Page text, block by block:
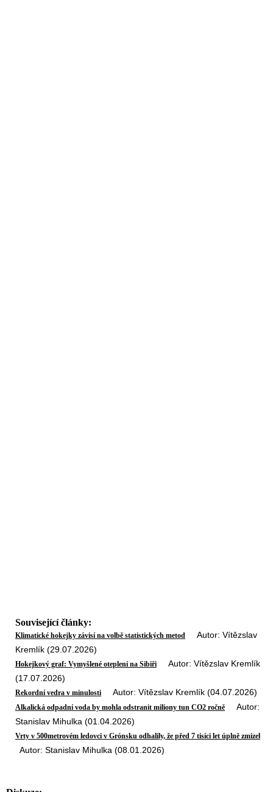
Související články:
Klimatické hokejky závisí na volbě statistických metod Autor: Vítězslav
Kremlík (29.07.2026)
Hokejkový graf: Vymyšlené oteplení na Sibiři Autor: Vítězslav Kremlík
(17.07.2026)
Rekordní vedra v minulosti Autor: Vítězslav Kremlík (04.07.2026)
Alkalická odpadní voda by mohla odstranit miliony tun CO2 ročně Autor:
Stanislav Mihulka (01.04.2026)
Vrty v 500metrovém ledovci v Grónsku odhalily, že před 7 tisíci let úplně zmizel
Autor: Stanislav Mihulka (08.01.2026)